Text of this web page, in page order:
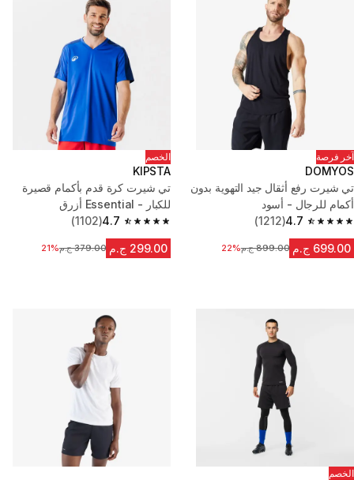
آخر فرصة
DOMYOS
تي شيرت رفع أثقال جيد التهوية بدون
أكمام للرجال - أسود
4.7
4.7 out of 5 stars from 1212 reviews
(1212)
699.00 ج.م السعر قبل التخفيض
899.00 ج.م 22%
الخصم
KIPSTA
تي شيرت كرة قدم بأكمام قصيرة
للكبار - Essential أزرق
4.7
4.7 out of 5 stars from 1102 reviews
(1102)
299.00 ج.م السعر قبل التخفيض
379.00 ج.م 21%
الخصم